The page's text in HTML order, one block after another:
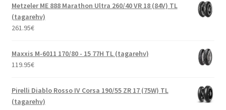
Metzeler ME 888 Marathon Ultra 260/40 VR 18 (84V) TL
(tagarehv)
261.95€
Maxxis M-6011 170/80 - 15 77H TL (tagarehv)
119.95€
Pirelli Diablo Rosso IV Corsa 190/55 ZR 17 (75W) TL
(tagarehv)